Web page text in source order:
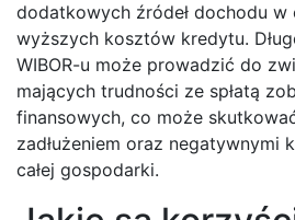
dodatkowych źródeł dochodu w
wyższych kosztów kredytu.
WIBOR-u może prowadzić do
mających trudności ze spłatą
finansowych, co może
zadłużeniem oraz negatywnymi
całej gospodarki.